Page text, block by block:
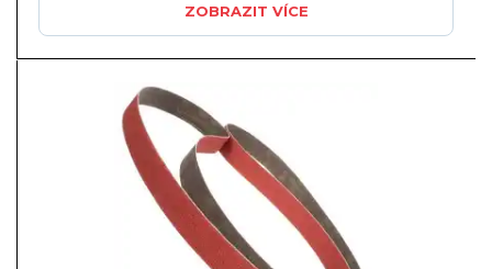
ZOBRAZIT VÍCE